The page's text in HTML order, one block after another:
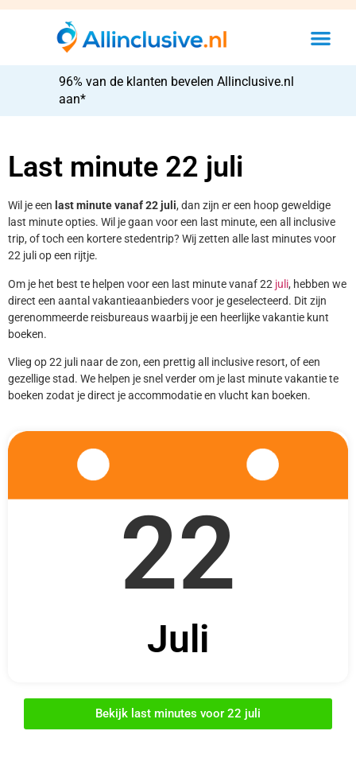
96% van de klanten bevelen Allinclusive.nl
aan*
Last minute 22 juli
Wil je een last minute vanaf 22 juli, dan zijn er een hoop geweldige
last minute opties. Wil je gaan voor een last minute, een all inclusive
trip, of toch een kortere stedentrip? Wij zetten alle last minutes voor
22 juli op een rijtje.
Om je het best te helpen voor een last minute vanaf 22 juli, hebben we
direct een aantal vakantieaanbieders voor je geselecteerd. Dit zijn
gerenommeerde reisbureaus waarbij je een heerlijke vakantie kunt
boeken.
Vlieg op 22 juli naar de zon, een prettig all inclusive resort, of een
gezellige stad. We helpen je snel verder om je last minute vakantie te
boeken zodat je direct je accommodatie en vlucht kan boeken.
22
Juli
Bekijk last minutes voor 22 juli